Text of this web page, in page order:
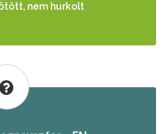
nem hurkolt